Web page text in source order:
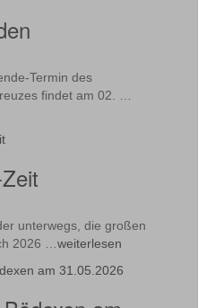
Termin des
findet am 02. …
unterwegs, die großen
2026 …weiterlesen